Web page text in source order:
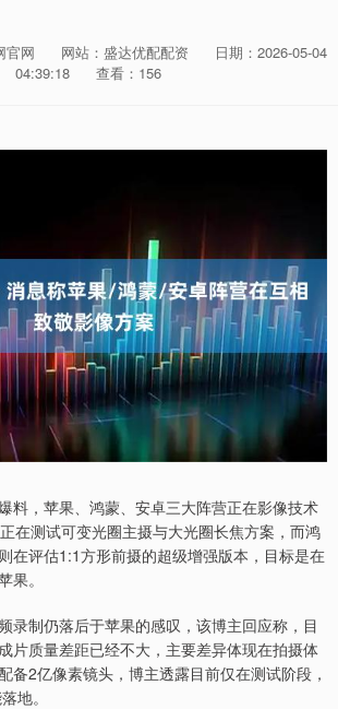
官网 网站：盛达优配配资
日期：2026-05-04
04:39:18
查看：156
料，苹果、鸿蒙、安卓三大阵营正在影像技术
在测试可变光圈主摄与大光圈长焦方案，而鸿
在评估1:1方形前摄的超级增强版本，目标是在
果。
录制仍落后于苹果的感叹，该博主回应称，目
片质量差距已经不大，主要差异体现在拍摄体
备2亿像素镜头，博主透露目前仅在测试阶段，
地。